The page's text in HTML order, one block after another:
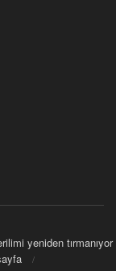
yeniden tırmanıyor